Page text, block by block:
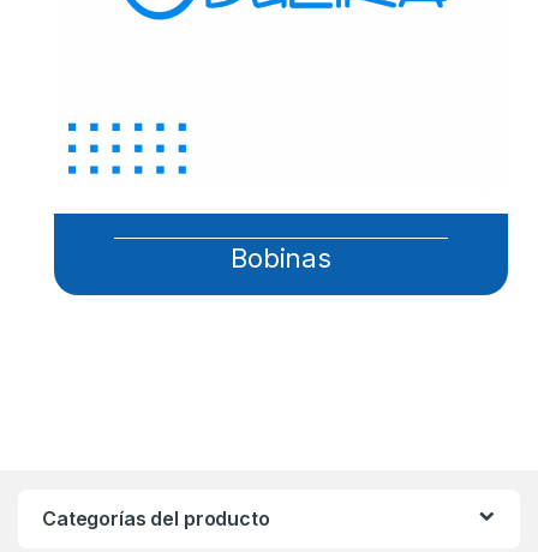
Bobinas
Categorías del producto